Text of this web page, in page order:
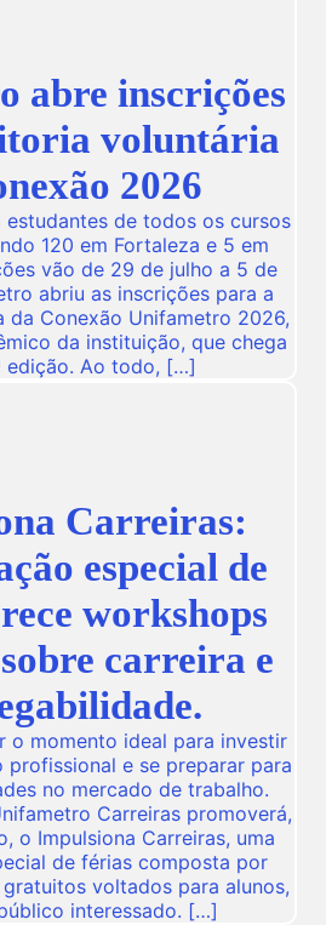
abre inscrições
voluntária
2026
estudantes de todos os cursos
120 em Fortaleza e 5 em
vão de 29 de julho a 5 de
abriu as inscrições para a
da Conexão Unifametro 2026,
da instituição, que chega
edição. Ao todo, […]
Carreiras:
especial de
workshops
carreira e
o momento ideal para investir
profissional e se preparar para
no mercado de trabalho.
Carreiras promoverá,
o Impulsiona Carreiras, uma
de férias composta por
voltados para alunos,
interessado. […]